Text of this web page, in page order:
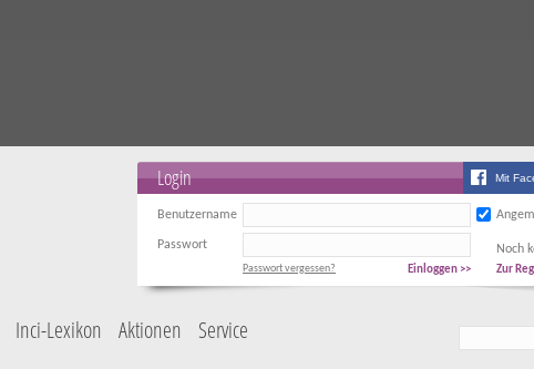
Mit
Login
Benutzername
Passwort Noch
Einloggen >>
Passwort vergessen? Zur
Inci-Lexikon Aktionen Service